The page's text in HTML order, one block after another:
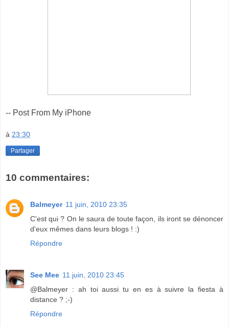
-- Post From My iPhone
à 23:30
Partager
10 commentaires:
Balmeyer 11 juin, 2010 23:35
C'est qui ? On le saura de toute façon, ils iront se dénoncer
d'eux mêmes dans leurs blogs ! :)
Répondre
See Mee 11 juin, 2010 23:45
@Balmeyer : ah toi aussi tu en es à suivre la fiesta à
distance ? ;-)
Répondre